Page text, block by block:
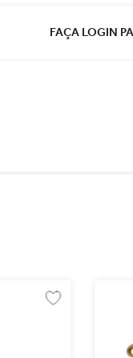
FAÇA LOGIN